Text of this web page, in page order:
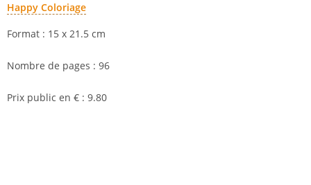
Happy Coloriage
Format : 15 x 21.5 cm
Nombre de pages : 96
Prix public en € : 9.80